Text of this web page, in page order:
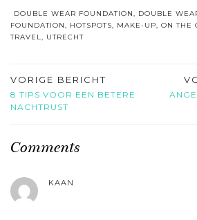
DOUBLE WEAR FOUNDATION, DOUBLE
FOUNDATION, HOTSPOTS, MAKE-UP, ON THE
TRAVEL, UTRECHT
VORIGE BERICHT
8 TIPS VOOR EEN BETERE
NACHTRUST
Comments
KAAN